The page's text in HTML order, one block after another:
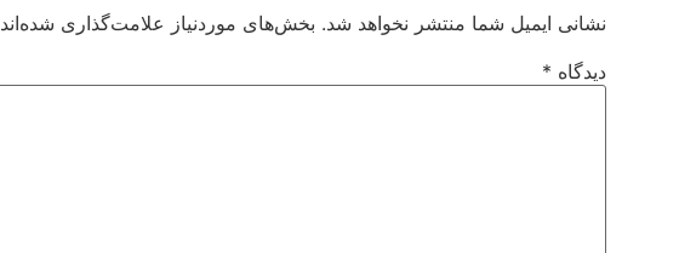
نشانی ایمیل شما منتشر نخواهد شد. بخش‌های موردنیاز علامت‌گذاری شده‌اند
دیدگاه *